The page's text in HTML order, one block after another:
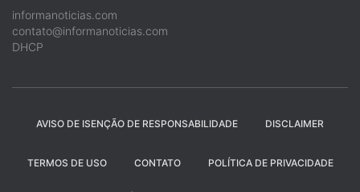
informanoticias.com
contato@informanoticias.com
DHCP
AVISO DE ISENÇÃO DE RESPONSABILIDADE DISCLAIMER
TERMOS DE USO CONTATO POLÍTICA DE PRIVACIDADE